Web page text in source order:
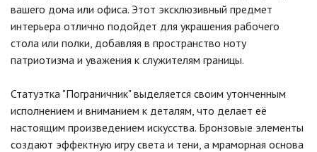
вашего дома или офиса. Этот эксклюзивный предмет
интерьера отлично подойдет для украшения рабочего
стола или полки, добавляя в пространство ноту
патриотизма и уважения к служителям границы.
Статуэтка "Пограничник" выделяется своим утонченным
исполнением и вниманием к деталям, что делает её
настоящим произведением искусства. Бронзовые элементы
создают эффектную игру света и тени, а мраморная основа